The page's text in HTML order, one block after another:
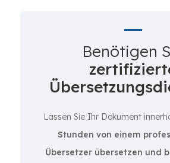
Benötigen
Lassen Sie Ihr Dokument
Stunden von einem
Übersetzer übersetzen und